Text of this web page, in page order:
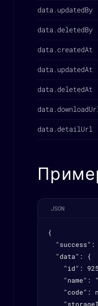
data.updatedBy
data.deletedBy
data.createdAt
data.updatedAt
data.deletedAt
data.detailUrl
JSON
{
"success":
  "data": {
"id":
"name":
"code":